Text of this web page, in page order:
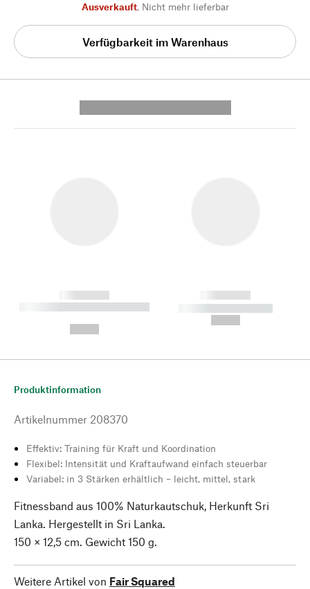
Ausverkauft, Nicht mehr lieferbar
Verfügbarkeit im Warenhaus
------------
----------- ----------- --------
------------
----------- -----------
Produktinformation
Artikelnummer 208370
Effektiv: Training für Kraft und Koordination
Flexibel: Intensität und Kraftaufwand einfach steuerbar
Variabel: in 3 Stärken erhältlich – leicht, mittel, stark
Fitnessband aus 100% Naturkautschuk, Herkunft Sri
Lanka. Hergestellt in Sri Lanka.
150 × 12,5 cm. Gewicht 150 g.
Weitere Artikel von Fair Squared